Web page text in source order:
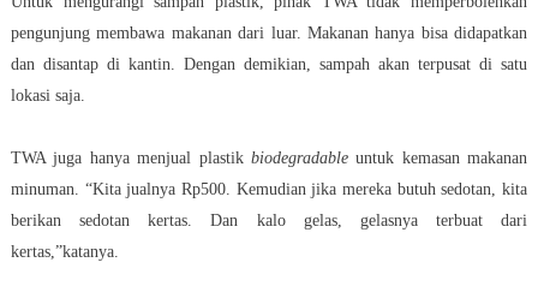
pengunjung membawa makanan dari luar. Makanan hanya bisa didapatkan
dan disantap di kantin. Dengan demikian, sampah akan terpusat di satu
lokasi saja.
TWA juga hanya menjual plastik biodegradableuntuk kemasan makanan
minuman. “Kita jualnya Rp500. Kemudian jika mereka butuh sedotan, kita
berikan sedotan kertas. Dan kalo gelas, gelasnya terbuat dari
kertas,”katanya.